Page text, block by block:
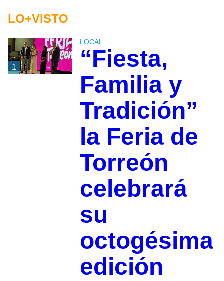
LO+VISTO
1
LOCAL
“Fiesta,
Familia y
Tradición”
la Feria de
Torreón
celebrará
su
octogésima
edición